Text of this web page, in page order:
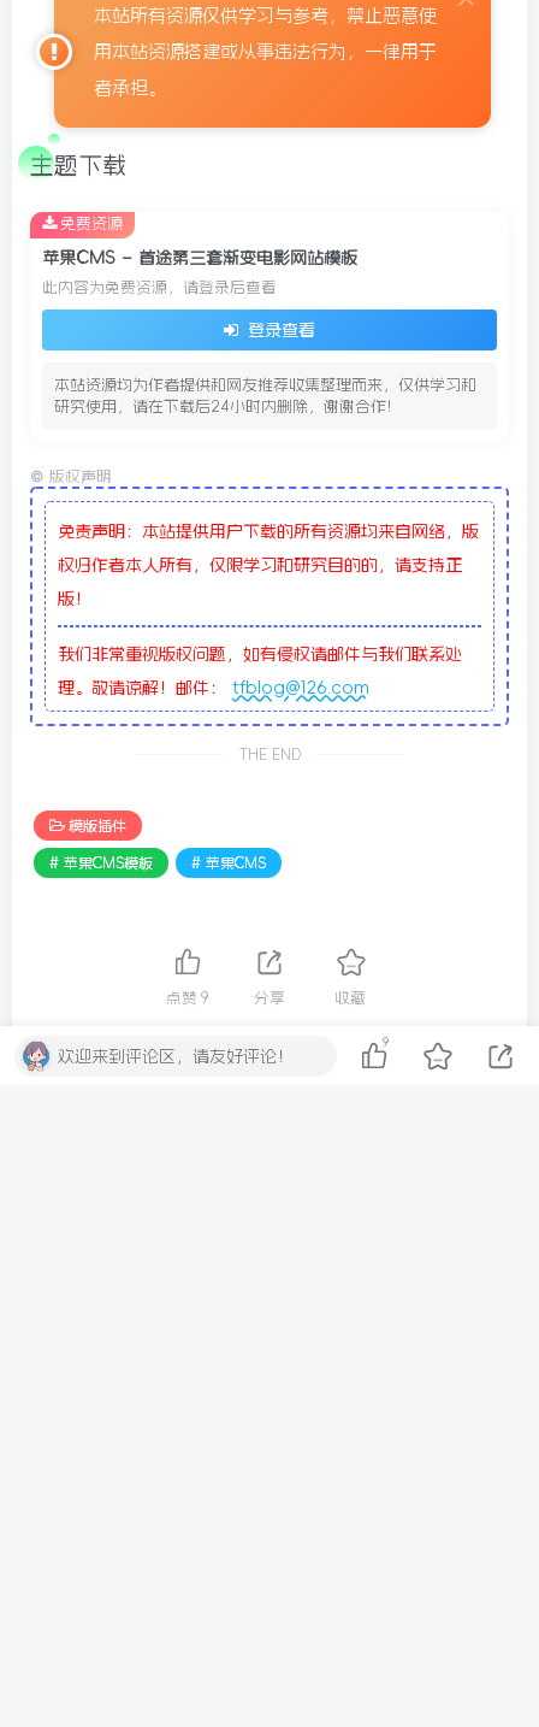
本站所有资源仅供学习与参考，禁止恶意使
用本站资源搭建或从事违法行为，一律用于
者承担。
主题下载
苹果CMS – 首途第三套渐变电影网站模板
此内容为免费资源，请登录后查看
登录查看
本站资源均为作者提供和网友推荐收集整理而来，仅供学习和
研究使用，请在下载后24小时内删除，谢谢合作!
免费资源
© 版权声明
免责声明：本站提供用户下载的所有资源均来自网络，版
权归作者本人所有，仅限学习和研究目的的，请支持正
版！
我们非常重视版权问题，如有侵权请邮件与我们联系处
理。敬请谅解！邮件： tfblog@126.com
THE END
模版插件
# 苹果CMS模板 # 苹果CMS
点赞 9 分享 收藏
欢迎来到评论区，请友好评论！
9